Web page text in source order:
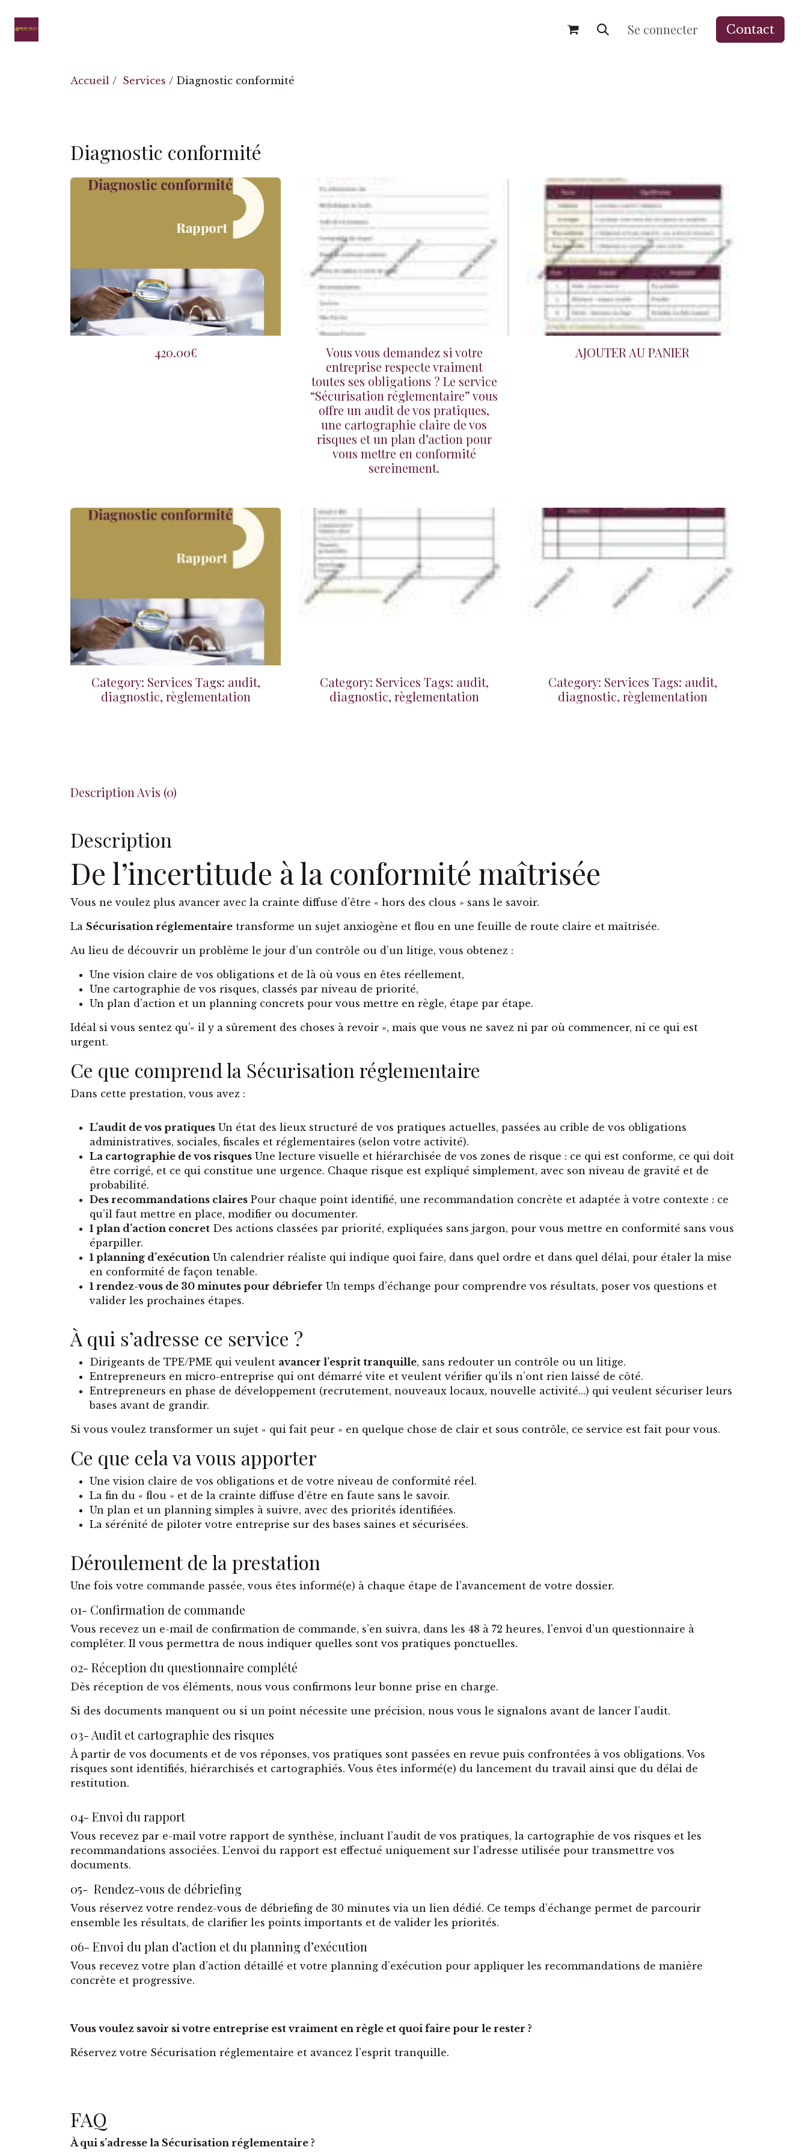
Se connecter Contact
Accueil / Services / Diagnostic conformité
Diagnostic conformité
420.00€
Vous vous demandez si votre
entreprise respecte vraiment
toutes ses obligations ? Le service
“Sécurisation réglementaire” vous
offre un audit de vos pratiques,
une cartographie claire de vos
risques et un plan d’action pour
vous mettre en conformité
sereinement.
AJOUTER AU PANIER
Category: Services Tags: audit,
diagnostic, règlementation
Category: Services Tags: audit,
diagnostic, règlementation
Category: Services Tags: audit,
diagnostic, règlementation
Description Avis (0)
Description
De l’incertitude à la conformité maîtrisée
Vous ne voulez plus avancer avec la crainte diffuse d’être « hors des clous » sans le savoir.
La Sécurisation réglementaire transforme un sujet anxiogène et flou en une feuille de route claire et maîtrisée.
Au lieu de découvrir un problème le jour d’un contrôle ou d’un litige, vous obtenez :
Une vision claire de vos obligations et de là où vous en êtes réellement,
Une cartographie de vos risques, classés par niveau de priorité,
Un plan d’action et un planning concrets pour vous mettre en règle, étape par étape.
Idéal si vous sentez qu’« il y a sûrement des choses à revoir », mais que vous ne savez ni par où commencer, ni ce qui est
urgent.
Ce que comprend la Sécurisation réglementaire
Dans cette prestation, vous avez :
L’audit de vos pratiques Un état des lieux structuré de vos pratiques actuelles, passées au crible de vos obligations
administratives, sociales, fiscales et réglementaires (selon votre activité).
La cartographie de vos risques Une lecture visuelle et hiérarchisée de vos zones de risque : ce qui est conforme, ce qui doit
être corrigé, et ce qui constitue une urgence. Chaque risque est expliqué simplement, avec son niveau de gravité et de
probabilité.
Des recommandations claires Pour chaque point identifié, une recommandation concrète et adaptée à votre contexte : ce
qu’il faut mettre en place, modifier ou documenter.
1 plan d’action concret Des actions classées par priorité, expliquées sans jargon, pour vous mettre en conformité sans vous
éparpiller.
1 planning d’exécution Un calendrier réaliste qui indique quoi faire, dans quel ordre et dans quel délai, pour étaler la mise
en conformité de façon tenable.
1 rendez-vous de 30 minutes pour débriefer Un temps d’échange pour comprendre vos résultats, poser vos questions et
valider les prochaines étapes.
À qui s’adresse ce service ?
Dirigeants de TPE/PME qui veulent avancer l’esprit tranquille, sans redouter un contrôle ou un litige.
Entrepreneurs en micro-entreprise qui ont démarré vite et veulent vérifier qu’ils n’ont rien laissé de côté.
Entrepreneurs en phase de développement (recrutement, nouveaux locaux, nouvelle activité…) qui veulent sécuriser leurs
bases avant de grandir.
Si vous voulez transformer un sujet « qui fait peur » en quelque chose de clair et sous contrôle, ce service est fait pour vous.
Ce que cela va vous apporter
Une vision claire de vos obligations et de votre niveau de conformité réel.
La fin du « flou » et de la crainte diffuse d’être en faute sans le savoir.
Un plan et un planning simples à suivre, avec des priorités identifiées.
La sérénité de piloter votre entreprise sur des bases saines et sécurisées.
Déroulement de la prestation
Une fois votre commande passée, vous êtes informé(e) à chaque étape de l’avancement de votre dossier.
01- Confirmation de commande
Vous recevez un e-mail de confirmation de commande, s’en suivra, dans les 48 à 72 heures, l’envoi d’un questionnaire à
compléter. Il vous permettra de nous indiquer quelles sont vos pratiques ponctuelles.
02- Réception du questionnaire complété
Dès réception de vos éléments, nous vous confirmons leur bonne prise en charge.
Si des documents manquent ou si un point nécessite une précision, nous vous le signalons avant de lancer l’audit.
03- Audit et cartographie des risques
À partir de vos documents et de vos réponses, vos pratiques sont passées en revue puis confrontées à vos obligations. Vos
risques sont identifiés, hiérarchisés et cartographiés. Vous êtes informé(e) du lancement du travail ainsi que du délai de
restitution.
04- Envoi du rapport
Vous recevez par e-mail votre rapport de synthèse, incluant l’audit de vos pratiques, la cartographie de vos risques et les
recommandations associées. L’envoi du rapport est effectué uniquement sur l’adresse utilisée pour transmettre vos
documents.
05- Rendez-vous de débriefing
Vous réservez votre rendez-vous de débriefing de 30 minutes via un lien dédié. Ce temps d’échange permet de parcourir
ensemble les résultats, de clarifier les points importants et de valider les priorités.
06- Envoi du plan d’action et du planning d’exécution
Vous recevez votre plan d’action détaillé et votre planning d’exécution pour appliquer les recommandations de manière
concrète et progressive.
Vous voulez savoir si votre entreprise est vraiment en règle et quoi faire pour le rester ?
Réservez votre Sécurisation réglementaire et avancez l’esprit tranquille.
FAQ
À qui s’adresse la Sécurisation réglementaire ?